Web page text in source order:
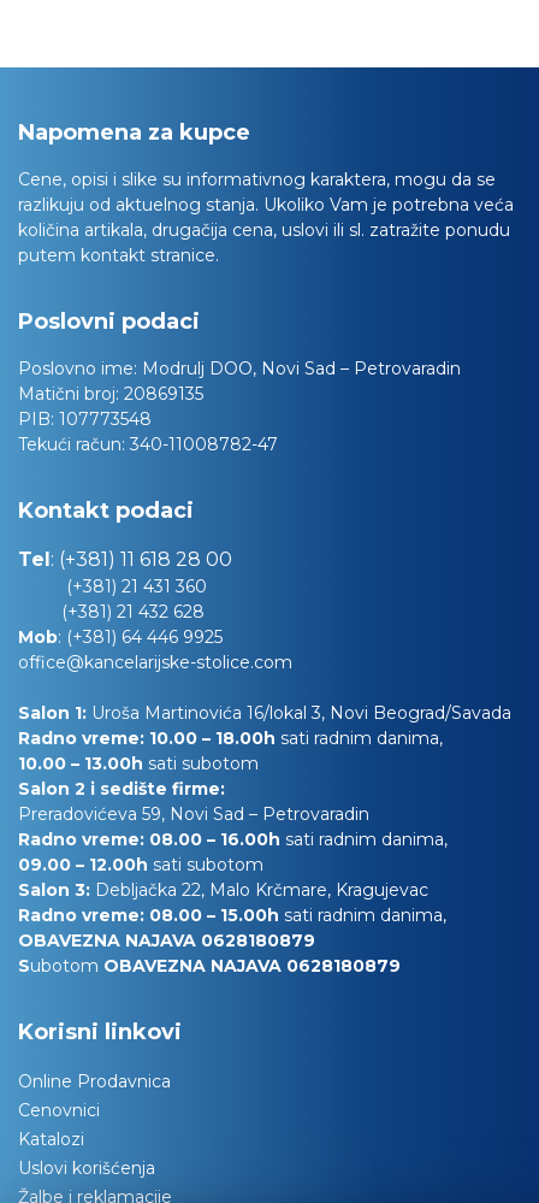
Napomena za kupce
Cene, opisi i slike su informativnog karaktera, mogu da se
razlikuju od aktuelnog stanja. Ukoliko Vam je potrebna veća
količina artikala, drugačija cena, uslovi ili sl. zatražite ponudu
putem kontakt stranice.
Poslovni podaci
Poslovno ime: Modrulj DOO, Novi Sad – Petrovaradin
Matični broj: 20869135
PIB: 107773548
Tekući račun: 340-11008782-47
Kontakt podaci
Tel: (+381) 11 618 28 00
(+381) 21 431 360
(+381) 21 432 628
Mob: (+381) 64 446 9925
office@kancelarijske-stolice.com
Salon 1: Uroša Martinovića 16/lokal 3, Novi Beograd/Savada
Radno vreme: 10.00 – 18.00h sati radnim danima,
10.00 – 13.00h sati subotom
Salon 2 i sedište firme:
Preradovićeva 59, Novi Sad – Petrovaradin
Radno vreme: 08.00 – 16.00h sati radnim danima,
09.00 – 12.00h sati subotom
Salon 3: Debljačka 22, Malo Krčmare, Kragujevac
Radno vreme: 08.00 – 15.00h sati radnim danima,
OBAVEZNA NAJAVA 0628180879
Subotom OBAVEZNA NAJAVA 0628180879
Korisni linkovi
Online Prodavnica
Cenovnici
Katalozi
Uslovi korišćenja
Žalbe i reklamacije